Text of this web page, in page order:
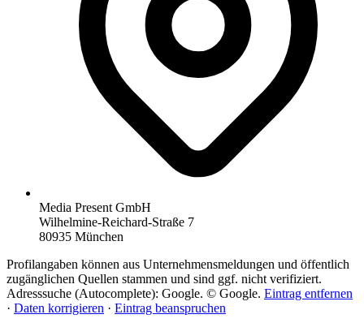
Media Present GmbH
Wilhelmine-Reichard-Straße 7
80935 München
Profilangaben können aus Unternehmensmeldungen und öffentlich
zugänglichen Quellen stammen und sind ggf. nicht verifiziert.
Adresssuche (Autocomplete): Google. © Google. Eintrag entfernen
· Daten korrigieren · Eintrag beanspruchen